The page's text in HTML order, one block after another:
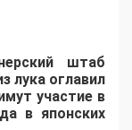
штаб
лука оглавил
участие в
в японских